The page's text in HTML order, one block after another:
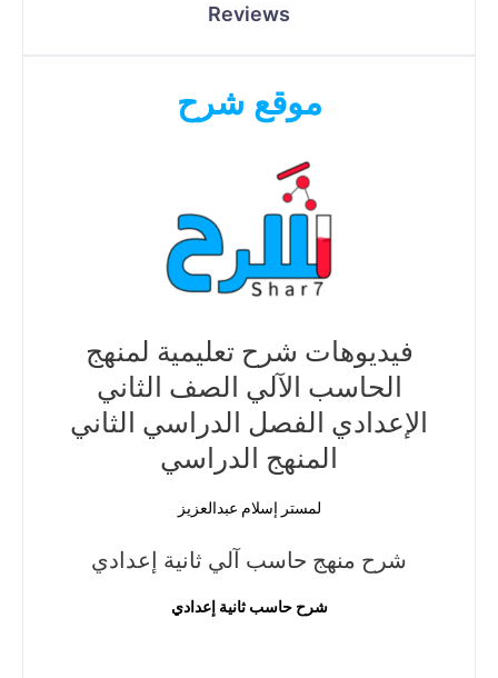
Reviews
موقع شرح
فيديوهات شرح تعليمية لمنهج
الحاسب الآلي الصف الثاني
الإعدادي الفصل الدراسي الثاني
المنهج الدراسي
لمستر إسلام عبدالعزيز
شرح منهج حاسب آلي ثانية إعدادي
شرح حاسب ثانية إعدادي